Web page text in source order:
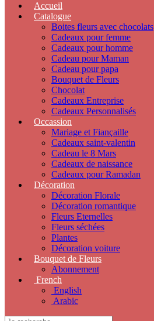
Accueil
Catalogue
Boites fleurs avec chocolats
Cadeaux pour femme
Cadeaux pour homme
Cadeau pour Maman
Cadeau pour papa
Bouquet de Fleurs
Chocolat
Cadeaux Entreprise
Cadeaux Personnalisés
Occassion
Mariage et Fiançaille
Cadeaux saint-valentin
Cadeau le 8 Mars
Cadeaux de naissance
Cadeaux pour Ramadan
Décoration
Décoration Florale
Décoration romantique
Fleurs Eternelles
Fleurs séchées
Plantes
Décoration voiture
Bouquet de Fleurs
Abonnement
French
English
Arabic